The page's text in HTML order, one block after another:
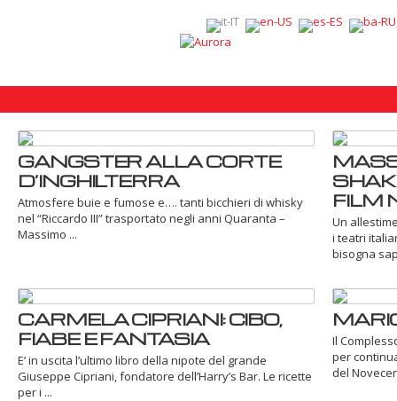
GANGSTER ALLA CORTE
D’INGHILTERRA
Atmosfere buie e fumose e…. tanti bicchieri di whisky
nel “Riccardo III” trasportato negli anni Quaranta –
Massimo ...
FILM
Un
i teatri
bisogna
CARMELA CIPRIANI: CIBO,
FIABE E FANTASIA
E’ in uscita l’ultimo libro della nipote del grande
Giuseppe Cipriani, fondatore dell’Harry’s Bar. Le ricette
per i ...
Il
per
del